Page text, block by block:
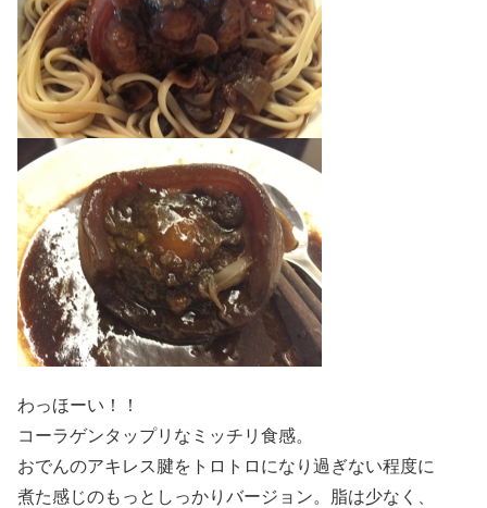
わっほーい！！
コーラゲンタップリなミッチリ食感。
おでんのアキレス腱をトロトロになり過ぎない程度に
煮た感じのもっとしっかりバージョン。脂は少なく、